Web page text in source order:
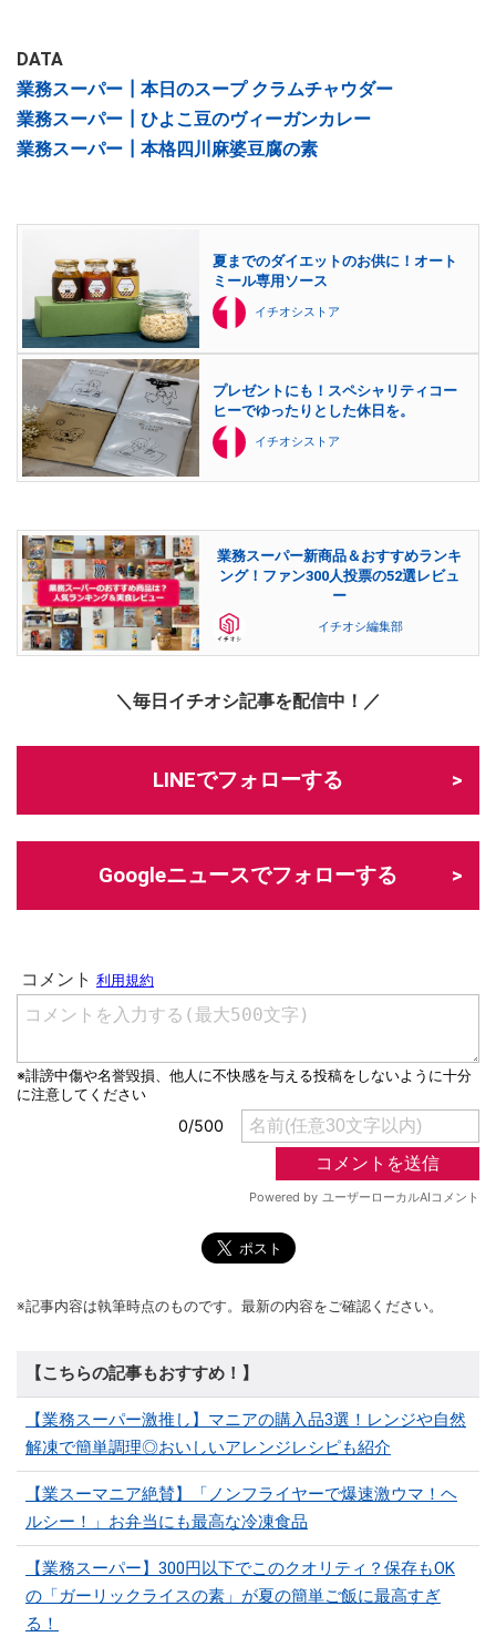
DATA
業務スーパー┃本日のスープ クラムチャウダー
業務スーパー┃ひよこ豆のヴィーガンカレー
業務スーパー┃本格四川麻婆豆腐の素
夏までのダイエットのお供に！オート
ミール専用ソース
イチオシストア
プレゼントにも！スペシャリティコー
ヒーでゆったりとした休日を。
イチオシストア
業務スーパー新商品＆おすすめランキ
ング！ファン300人投票の52選レビュ
ー
イチオシ編集部
＼毎日イチオシ記事を配信中！／
LINEでフォローする
Googleニュースでフォローする
※記事内容は執筆時点のものです。最新の内容をご確認ください。
【こちらの記事もおすすめ！】
【業務スーパー激推し】マニアの購入品3選！レンジや自然
解凍で簡単調理◎おいしいアレンジレシピも紹介
【業スーマニア絶賛】「ノンフライヤーで爆速激ウマ！ヘ
ルシー！」お弁当にも最高な冷凍食品
【業務スーパー】300円以下でこのクオリティ？保存もOK
の「ガーリックライスの素」が夏の簡単ご飯に最高すぎ
る！